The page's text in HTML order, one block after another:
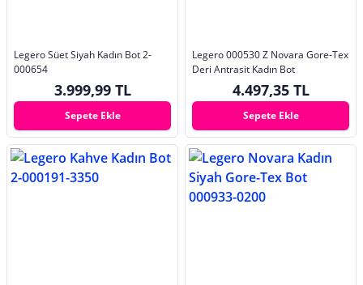
Legero Süet Siyah Kadın Bot 2-
000654
3.999,99 TL
Sepete Ekle
Legero 000530 Z Novara Gore-Tex
Deri Antrasit Kadın Bot
4.497,35 TL
Sepete Ekle